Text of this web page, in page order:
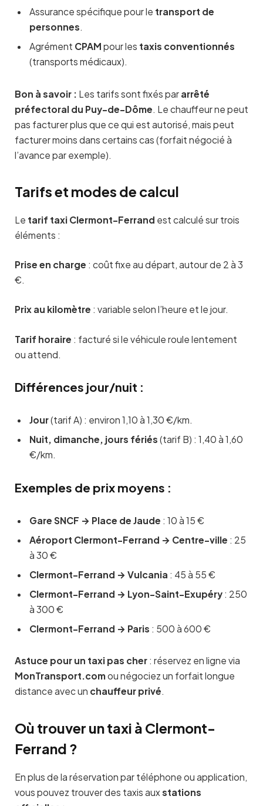
Assurance spécifique pour le transport de
personnes.
Agrément CPAM pour les taxis conventionnés
(transports médicaux).
Bon à savoir : Les tarifs sont fixés par arrêté
préfectoral du Puy-de-Dôme . Le chauffeur ne peut
pas facturer plus que ce qui est autorisé, mais peut
facturer moins dans certains cas (forfait négocié à
l’avance par exemple).
Tarifs et modes de calcul
Le tarif taxi Clermont-Ferrand est calculé sur trois
éléments :
Prise en charge : coût fixe au départ, autour de 2 à 3
€.
Prix au kilomètre : variable selon l’heure et le jour.
Tarif horaire : facturé si le véhicule roule lentement
ou attend.
Différences jour/nuit :
Jour(tarif A) : environ 1,10 à 1,30 €/km.
Nuit, dimanche, jours fériés (tarif B) : 1,40 à 1,60
€/km.
Exemples de prix moyens :
Gare SNCF → Place de Jaude : 10 à 15 €
Aéroport Clermont-Ferrand → Centre-ville : 25
à 30 €
Clermont-Ferrand → Vulcania : 45 à 55 €
Clermont-Ferrand → Lyon-Saint-Exupéry : 250
à 300 €
Clermont-Ferrand → Paris : 500 à 600 €
Astuce pour un taxi pas cher : réservez en ligne via
MonTransport.comou négociez un forfait longue
distance avec un chauffeur privé.
Où trouver un taxi à Clermont-
Ferrand ?
En plus de la réservation par téléphone ou application,
vous pouvez trouver des taxis auxstations